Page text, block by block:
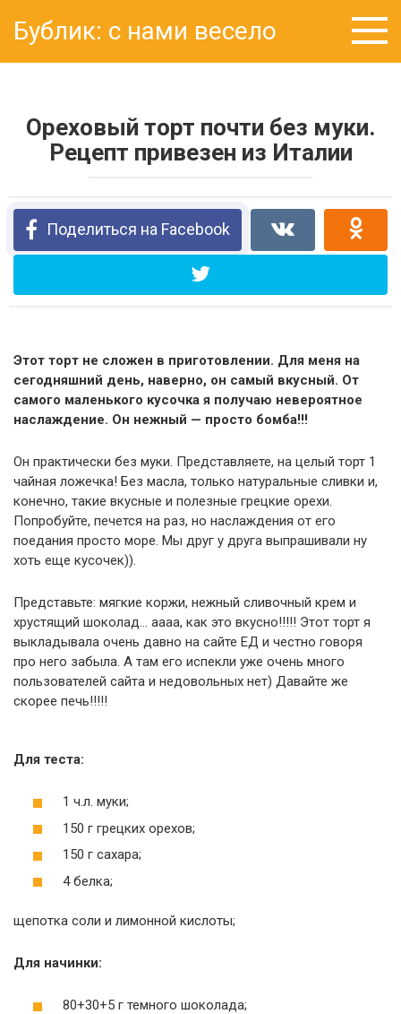
контенту
Бублик: с нами весело
Ореховый торт почти без муки.
Рецепт привезен из Италии
Поделиться на Facebook
Этот торт не сложен в приготовлении. Для меня на
сегодняшний день, наверно, он самый вкусный. От
самого маленького кусочка я получаю невероятное
наслаждение. Он нежный — просто бомба!!!
Он практически без муки. Представляете, на целый торт 1
чайная ложечка! Без масла, только натуральные сливки и,
конечно, такие вкусные и полезные грецкие орехи.
Попробуйте, печется на раз, но наслаждения от его
поедания просто море. Мы друг у друга выпрашивали ну
хоть еще кусочек)).
Представьте: мягкие коржи, нежный сливочный крем и
хрустящий шоколад… аааа, как это вкусно!!!!! Этот торт я
выкладывала очень давно на сайте ЕД и честно говоря
про него забыла. А там его испекли уже очень много
пользователей сайта и недовольных нет) Давайте же
скорее печь!!!!!
Для теста:
1 ч.л. муки;
150 г грецких орехов;
150 г сахара;
4 белка;
щепотка соли и лимонной кислоты;
Для начинки:
80+30+5 г темного шоколада;